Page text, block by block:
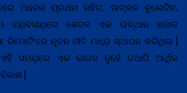
ଅନେକ ପ୍ରଥମ ସହିତ, ଉତ୍କଳ ବୁଲେଟିନ,
ବ୍ଯ଼ବସାଯ଼ରେ କେବଳ ଏକ ଉତ୍ଥାନ ହାସଲ
ନୂତନ ନୀତି ମଧ୍ଯ଼ ସ୍ଥାପନ କରିଥିଲା |
ସମଯ଼ରେ ଏକ କାଗଜ ନୁହେଁ ତଥାପି ଆର୍ଥିକ
|